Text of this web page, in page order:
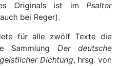
Originals ist im Psalter
bei Reger).
für alle zwölf Texte die
Sammlung Der deutsche
Dichtung, hrsg. von